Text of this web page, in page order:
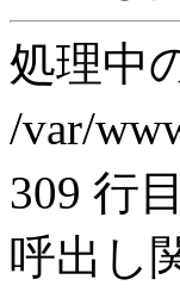
処理中
/var/
309 行目
呼出し